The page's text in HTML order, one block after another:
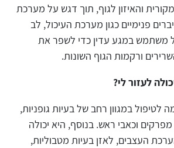
והאיזון לגוף, תוך דגש על מערכת
פנימיים כגון מערכת העיכול, לב
משתמש במגע עדין כדי לשפר את
ורקמות הגוף השונות.
לעזור לי?
לטיפול במגוון רחב של בעיות גופניות,
מפרקים וכאבי ראש. בנוסף, היא יכולה
העצבים, לאזן בעיות מטבוליות,